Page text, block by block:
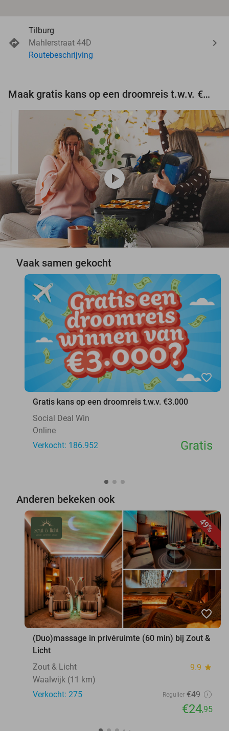
Tilburg
Mahlerstraat 44D
Routebeschrijving
Maak gratis kans op een droomreis t.w.v. €3.000!
play_circle
Vaak samen gekocht
favorite_border
Gratis kans op een droomreis t.w.v. €3.000
Social Deal Win
Online
Verkocht: 186.952
Gratis
Anderen bekeken ook
49%
favorite_border
(Duo)massage in privéruimte (60 min) bij Zout &
Licht
Zout & Licht
9.9 star
Waalwijk (11 km)
Verkocht: 275
Regulier €49
€24,95